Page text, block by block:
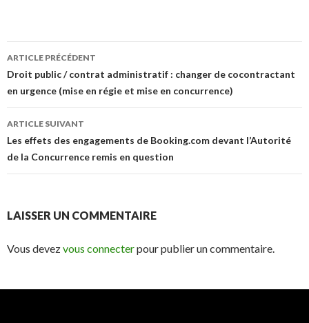
Navigation
des
articles
ARTICLE PRÉCÉDENT
Droit public / contrat administratif : changer de cocontractant
en urgence (mise en régie et mise en concurrence)
ARTICLE SUIVANT
Les effets des engagements de Booking.com devant l’Autorité
de la Concurrence remis en question
LAISSER UN COMMENTAIRE
Vous devezvous connecterpour publier un commentaire.